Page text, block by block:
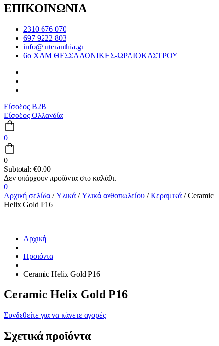
ΕΠΙΚΟΙΝΩΝΙΑ
2310 676 070
697 9222 803
info@interanthia.gr
6ο ΧΛΜ ΘΕΣΣΑΛΟΝΙΚΗΣ-ΩΡΑΙΟΚΑΣΤΡΟΥ
Είσοδος B2B
Είσοδος Ολλανδία
0
0
Subtotal: €0.00
0
Αρχική σελίδα /Υλικά /Υλικά ανθοπωλείου /Κεραμικά / Ceramic
Helix Gold P16
Αρχική
Προϊόντα
Ceramic Helix Gold P16
Ceramic Helix Gold P16
Συνδεθείτε για να κάνετε αγορές
Σχετικά προϊόντα